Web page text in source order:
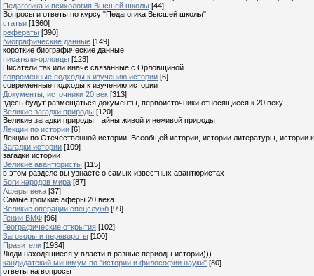
Педагогика и психология Высшей школы [44]
Вопросы и ответы по курсу "Педагогика Высшей школы"
статьи [1360]
рефераты [390]
биографические данные [149]
короткие биографические данные
писатели-орловцы [123]
Писатели так или иначе связанные с Орловщиной
современные подходы к изучению истории [6]
современные подходы к изучению истории
Документы, источники 20 век [313]
здесь будут размещаться документы, первоисточники относящиеся к 20 веку.
Великие загадки природы [120]
Великие загадки природы: тайны живой и неживой природы
Лекции по истории [6]
Лекции по Отечественной истории, Всеобщей истории, истории литературы, истории
Загадки истории [109]
загадки истории
Великие авантюристы [115]
в этом разделе вы узнаете о самых известных авантюристах
Боги народов мира [87]
Аферы века [37]
Самые громкие аферы 20 века
Великие операции спецслужб [99]
Гении ВМФ [96]
Географические открытия [102]
Заговоры и перевороты [100]
Правители [1934]
Люди находящиеся у власти в разные периоды истории)))
кандидатский минимум по "истории и философии науки" [80]
ответы на вопросы